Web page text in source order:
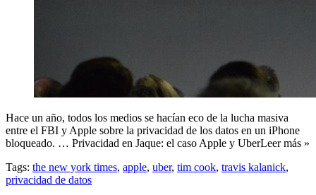
Hace un año, todos los medios se hacían eco de la lucha masiva
entre el FBI y Apple sobre la privacidad de los datos en un iPhone
bloqueado. … Privacidad en Jaque: el caso Apple y UberLeer más »
Tags: the new york times, apple, uber, tim cook, travis kalanick,
privacidad de datos